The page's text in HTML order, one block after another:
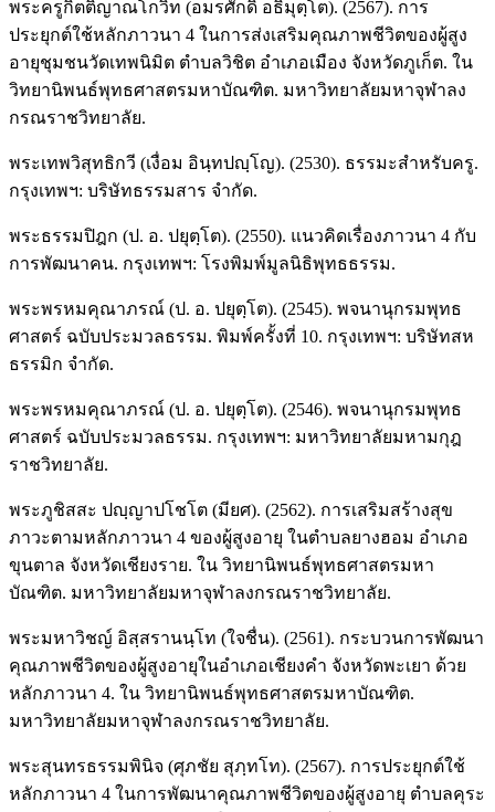
พระครูกิตติญาณโกวิท (อมรศักดิ์ อธิมุตฺโต). (2567). การ
ประยุกต์ใช้หลักภาวนา 4 ในการส่งเสริมคุณภาพชีวิตของผู้สูง
อายุชุมชนวัดเทพนิมิต ตำบลวิชิต อำเภอเมือง จังหวัดภูเก็ต. ใน
วิทยานิพนธ์พุทธศาสตรมหาบัณฑิต. มหาวิทยาลัยมหาจุฬาลง
กรณราชวิทยาลัย.
พระเทพวิสุทธิกวี (เงื่อม อินฺทปญฺโญ). (2530). ธรรมะสำหรับครู.
กรุงเทพฯ: บริษัทธรรมสาร จำกัด.
พระธรรมปิฎก (ป. อ. ปยุตฺโต). (2550). แนวคิดเรื่องภาวนา 4 กับ
การพัฒนาคน. กรุงเทพฯ: โรงพิมพ์มูลนิธิพุทธธรรม.
พระพรหมคุณาภรณ์ (ป. อ. ปยุตฺโต). (2545). พจนานุกรมพุทธ
ศาสตร์ ฉบับประมวลธรรม. พิมพ์ครั้งที่ 10. กรุงเทพฯ: บริษัทสห
ธรรมิก จำกัด.
พระพรหมคุณาภรณ์ (ป. อ. ปยุตฺโต). (2546). พจนานุกรมพุทธ
ศาสตร์ ฉบับประมวลธรรม. กรุงเทพฯ: มหาวิทยาลัยมหามกุฎ
ราชวิทยาลัย.
พระภูชิสสะ ปญฺญาปโชโต (มียศ). (2562). การเสริมสร้างสุข
ภาวะตามหลักภาวนา 4 ของผู้สูงอายุ ในตำบลยางฮอม อำเภอ
ขุนตาล จังหวัดเชียงราย. ใน วิทยานิพนธ์พุทธศาสตรมหา
บัณฑิต. มหาวิทยาลัยมหาจุฬาลงกรณราชวิทยาลัย.
พระมหาวิชญ์ อิสฺสรานนฺโท (ใจชื่น). (2561). กระบวนการพัฒนา
คุณภาพชีวิตของผู้สูงอายุในอำเภอเชียงคำ จังหวัดพะเยา ด้วย
หลักภาวนา 4. ใน วิทยานิพนธ์พุทธศาสตรมหาบัณฑิต.
มหาวิทยาลัยมหาจุฬาลงกรณราชวิทยาลัย.
พระสุนทรธรรมพินิจ (ศุภชัย สุภฺทโท). (2567). การประยุกต์ใช้
หลักภาวนา 4 ในการพัฒนาคุณภาพชีวิตของผู้สูงอายุ ตำบลคุระ